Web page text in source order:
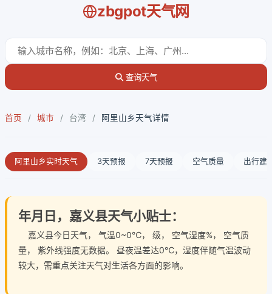
zbgpot天气网
查询天气
首页 / 城市 / 台湾 / 阿里山乡天气详情
阿里山乡实时天气 3天预报 7天预报 空气质量 出行建
年月日，嘉义县天气小贴士：
嘉义县今日天气， 气温0~0℃， 级， 空气湿度%， 空气质
量， 紫外线强度无数据。 昼夜温差达0℃，湿度伴随气温波动
较大，需重点关注天气对生活各方面的影响。